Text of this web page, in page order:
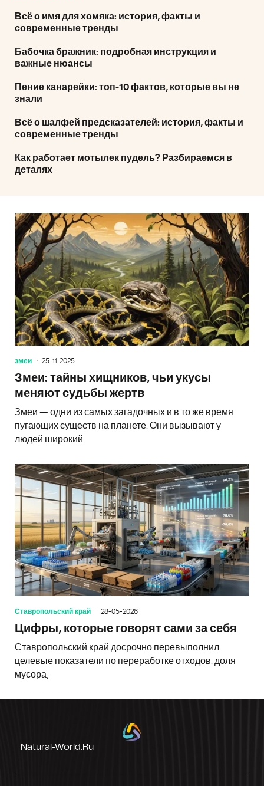
Всё о имя для хомяка: история, факты и
современные тренды
Бабочка бражник: подробная инструкция и
важные нюансы
Пение канарейки: топ-10 фактов, которые вы не
знали
Всё о шалфей предсказателей: история, факты и
современные тренды
Как работает мотылек пудель? Разбираемся в
деталях
змеи 25-11-2025
Змеи: тайны хищников, чьи укусы
меняют судьбы жертв
Змеи — одни из самых загадочных и в то же время
пугающих существ на планете. Они вызывают у
людей широкий
Ставропольский край 28-05-2026
Цифры, которые говорят сами за себя
Ставропольский край досрочно перевыполнил
целевые показатели по переработке отходов: доля
мусора,
Natural-World.ru